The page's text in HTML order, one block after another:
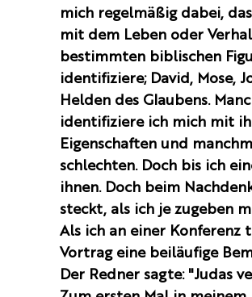
mich regelmäßig dabei,
mit dem Leben oder
bestimmten biblischen
identifiziere; David, Mose,
Helden des Glaubens.
identifiziere ich mich mit
Eigenschaften und
schlechten. Doch bis ich
ihnen. Doch beim
steckt, als ich je zugeben
Als ich an einer Konferenz
Vortrag eine beiläufige
Der Redner sagte: "Judas